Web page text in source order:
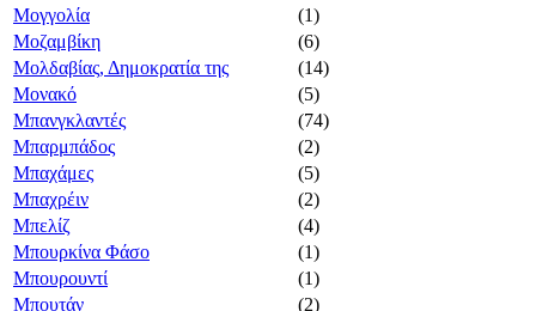
Μογγολία
(1)
Μοζαμβίκη
(6)
Μολδαβίας, Δημοκρατία της
(14)
Μονακό
(5)
Μπανγκλαντές
(74)
Μπαρμπάδος
(2)
Μπαχάμες
(5)
Μπαχρέιν
(2)
Μπελίζ
(4)
Μπουρκίνα Φάσο
(1)
Μπουρουντί
(1)
Μπουτάν
(2)